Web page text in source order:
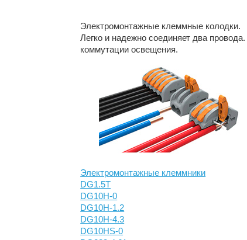
Электромонтажные клеммные колодки.
Легко и надежно соединяет два
коммутации освещения.
Электромонтажные клеммники
DG1.5T
DG10H-0
DG10H-1.2
DG10H-4.3
DG10HS-0